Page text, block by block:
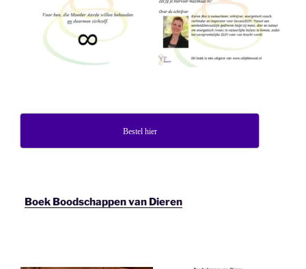
Bestel hier
Boek Boodschappen van Dieren